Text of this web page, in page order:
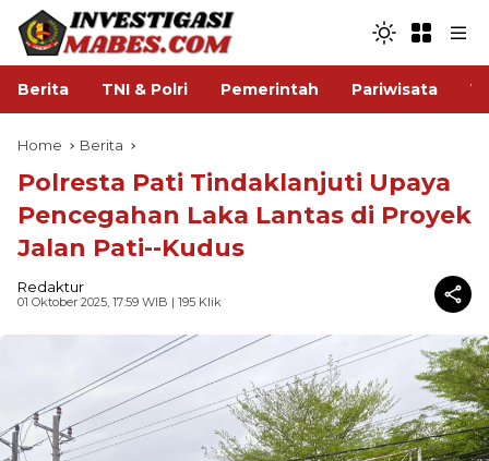
Berita TNI & Polri Pemerintah Pariwisata
Home Berita
Polresta Pati Tindaklanjuti Upaya
Pencegahan Laka Lantas di Proyek
Jalan Pati--Kudus
Redaktur
01 Oktober 2025, 17:59 WIB | 195 Klik